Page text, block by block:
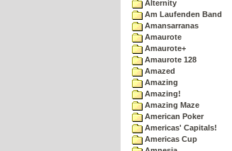
Alternity
Am Laufenden Band
Amansarranas
Amaurote
Amaurote+
Amaurote 128
Amazed
Amazing
Amazing!
Amazing Maze
American Poker
Americas' Capitals!
Americas Cup